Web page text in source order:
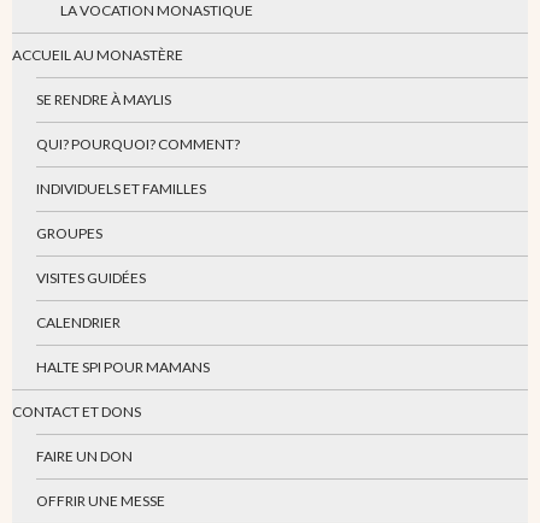
LA VOCATION MONASTIQUE
ACCUEIL AU MONASTÈRE
SE RENDRE À MAYLIS
QUI? POURQUOI? COMMENT?
INDIVIDUELS ET FAMILLES
GROUPES
VISITES GUIDÉES
CALENDRIER
HALTE SPI POUR MAMANS
CONTACT ET DONS
FAIRE UN DON
OFFRIR UNE MESSE